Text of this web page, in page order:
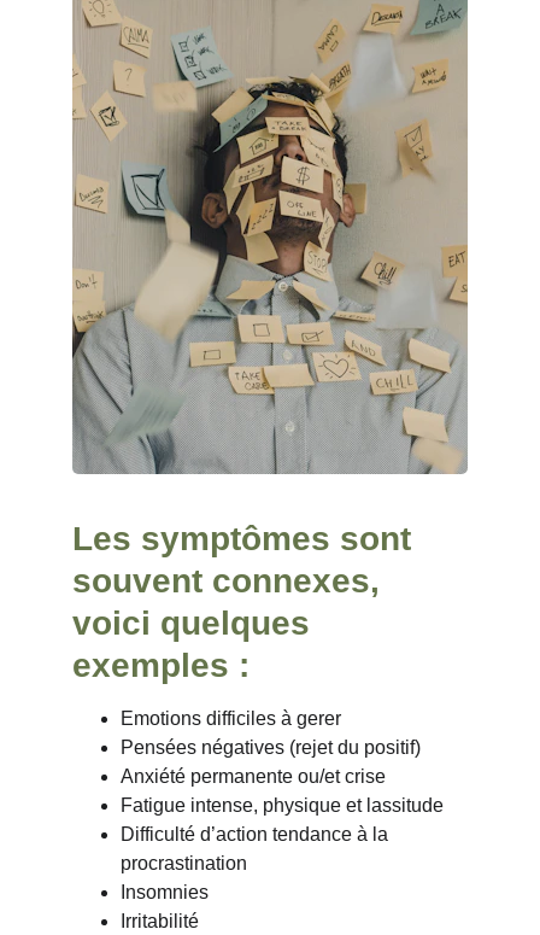
Les symptômes sont
souvent connexes,
voici quelques
exemples :
Emotions difficiles à gerer
Pensées négatives (rejet du positif)
Anxiété permanente ou/et crise
Fatigue intense, physique et lassitude
Difficulté d’action tendance à la
procrastination
Insomnies
Irritabilité